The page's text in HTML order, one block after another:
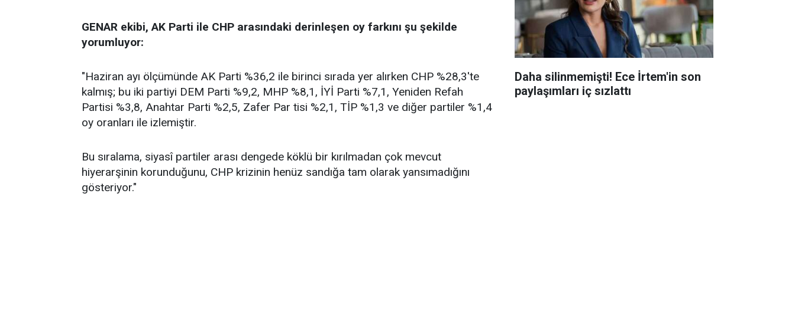
GENAR ekibi, AK Parti ile CHP arasındaki derinleşen oy farkını şu şekilde
yorumluyor:
"Haziran ayı ölçümünde AK Parti %36,2 ile birinci sırada yer alırken CHP %28,3'te
kalmış; bu iki partiyi DEM Parti %9,2, MHP %8,1, İYİ Parti %7,1, Yeniden Refah
Partisi %3,8, Anahtar Parti %2,5, Zafer Par tisi %2,1, TİP %1,3 ve diğer partiler %1,4
oy oranları ile izlemiştir.
Bu sıralama, siyasî partiler arası dengede köklü bir kırılmadan çok mevcut
hiyerarşinin korunduğunu, CHP krizinin henüz sandığa tam olarak yansımadığını
gösteriyor."
Daha silinmemişti! Ece İrtem'in son
paylaşımları iç sızlattı